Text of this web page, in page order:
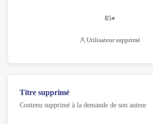
85
Utilisateur supprimé
Titre supprimé
Contenu supprimé à la demande de son auteur